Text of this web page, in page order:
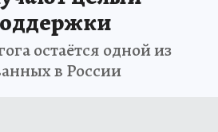
остаётся одной из
в России